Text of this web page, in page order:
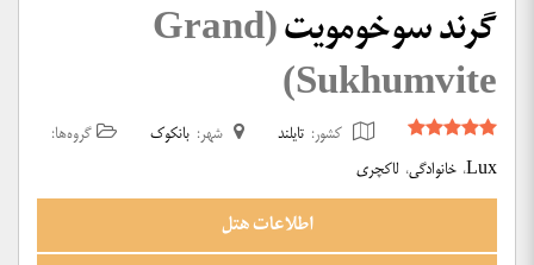
گرند سوخومویت (Grand
Sukhumvite)
کشور: تایلند شهر: بانکوک
گروه‌ها:
Lux، خانوادگی، لاکچری
اطلاعات هتل